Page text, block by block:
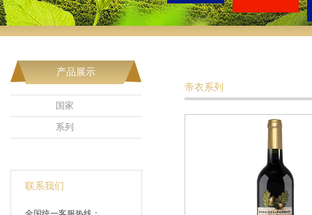
产品展示
国家
系列
联系我们
帝衣系列